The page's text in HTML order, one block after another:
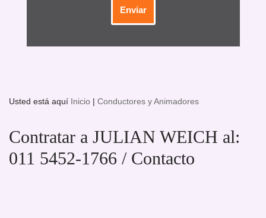
Usted está aquí Inicio | Conductores y Animadores
Contratar a JULIAN WEICH al:
011 5452-1766 / Contacto